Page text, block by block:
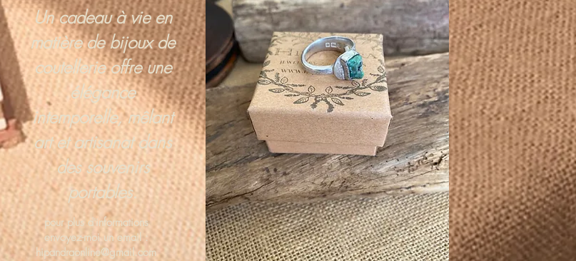
Un cadeau à vie en
matière de bijoux de
coutellerie offre une
élégance
intemporelle, mêlant
art et artisanat dans
des souvenirs
portables.
pour plus d'informations
envoyez-moi un email :
hipandraonline@gmail.com